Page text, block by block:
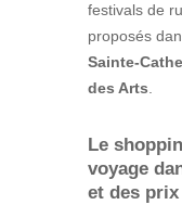
festivals de
proposés
Sainte-
des Arts
Le
voyage
et des prix